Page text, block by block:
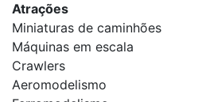
Atrações
Miniaturas de caminhões
Máquinas em escala
Crawlers
Aeromodelismo